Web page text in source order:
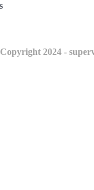
Copyright 2024 -